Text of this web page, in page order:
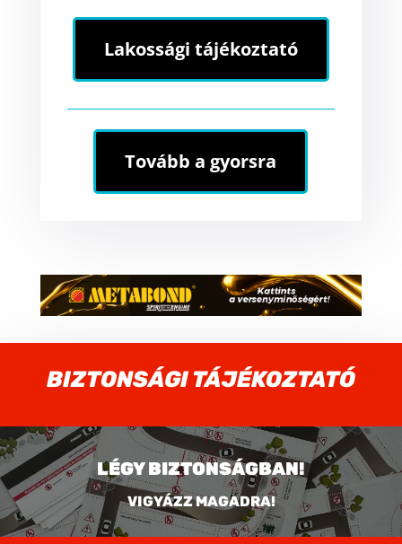
Lakossági tájékoztató
Tovább a gyorsra
BIZTONSÁGI TÁJÉKOZTATÓ
LÉGY BIZTONSÁGBAN!
VIGYÁZZ MAGADRA!